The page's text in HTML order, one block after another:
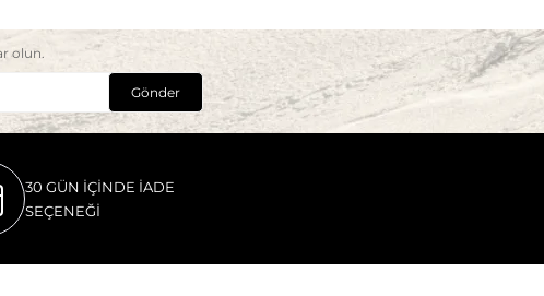
olun.
Gönder
30 GÜN İÇİNDE İADE
SEÇENEĞİ